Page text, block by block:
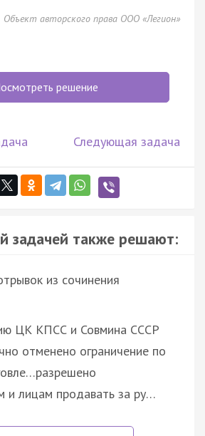
Объект авторского права ООО «Легион»
решение
Следующая задача
задачей также решают:
из сочинения
ЦК КПСС и Совмина СССР
отменено ограничение по
и лицам продавать за ру…